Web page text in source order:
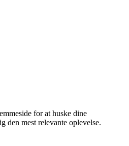
for at huske dine
den mest relevante oplevelse.